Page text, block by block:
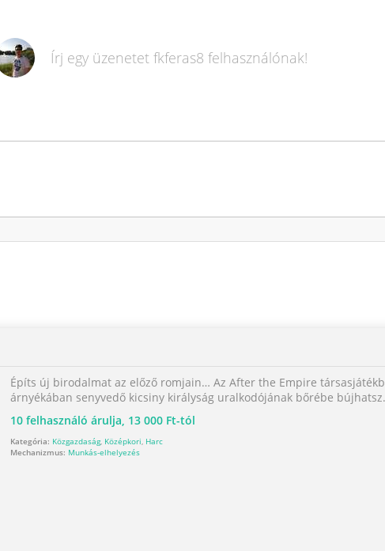
Írj egy üzenetet fkferas8 felhasználónak!
Építs új birodalmat az előző romjain… Az After the Empire
árnyékában senyvedő kicsiny királyság uralkodójának bőrébe
10 felhasználó árulja, 13 000 Ft-tól
Kategória: Közgazdaság, Középkori, Harc
Mechanizmus: Munkás-elhelyezés